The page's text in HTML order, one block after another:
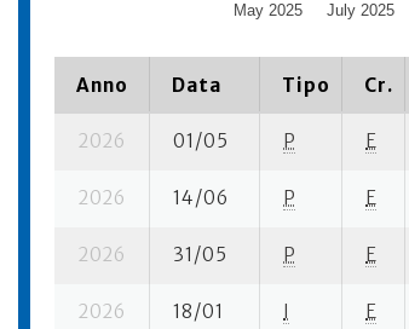
May 2025 July 2025
Anno Data Tipo Cr.
2026 01/05 P E
2026 14/06 P E
2026 31/05 P E
2026 18/01 I E